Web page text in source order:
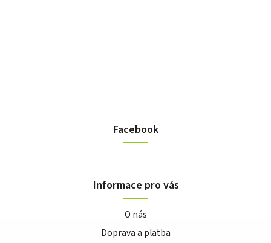
Facebook
Informace pro vás
O nás
Doprava a platba